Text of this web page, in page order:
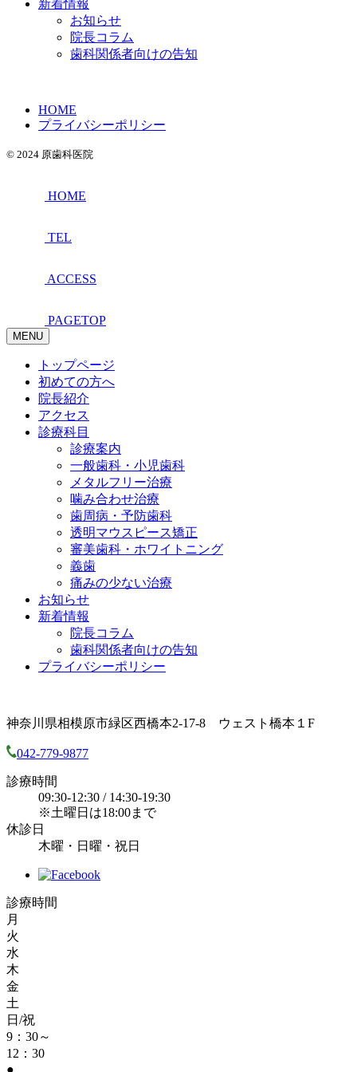
新着情報
お知らせ
院長コラム
歯科関係者向けの告知
HOME
プライバシーポリシー
© 2024 原歯科医院
HOME
TEL
ACCESS
PAGETOP
MENU
トップページ
初めての方へ
院長紹介
アクセス
診療科目
診療案内
一般歯科・小児歯科
メタルフリー治療
噛み合わせ治療
歯周病・予防歯科
透明マウスピース矯正
審美歯科・ホワイトニング
義歯
痛みの少ない治療
お知らせ
新着情報
院長コラム
歯科関係者向けの告知
プライバシーポリシー
神奈川県相模原市緑区西橋本2-17-8 ウェスト橋本１F
042-779-9877
診療時間
09:30-12:30 / 14:30-19:30
※土曜日は18:00まで
休診日
木曜・日曜・祝日
診療時間
月
火
水
木
金
土
日/祝
9：30～
12：30
●